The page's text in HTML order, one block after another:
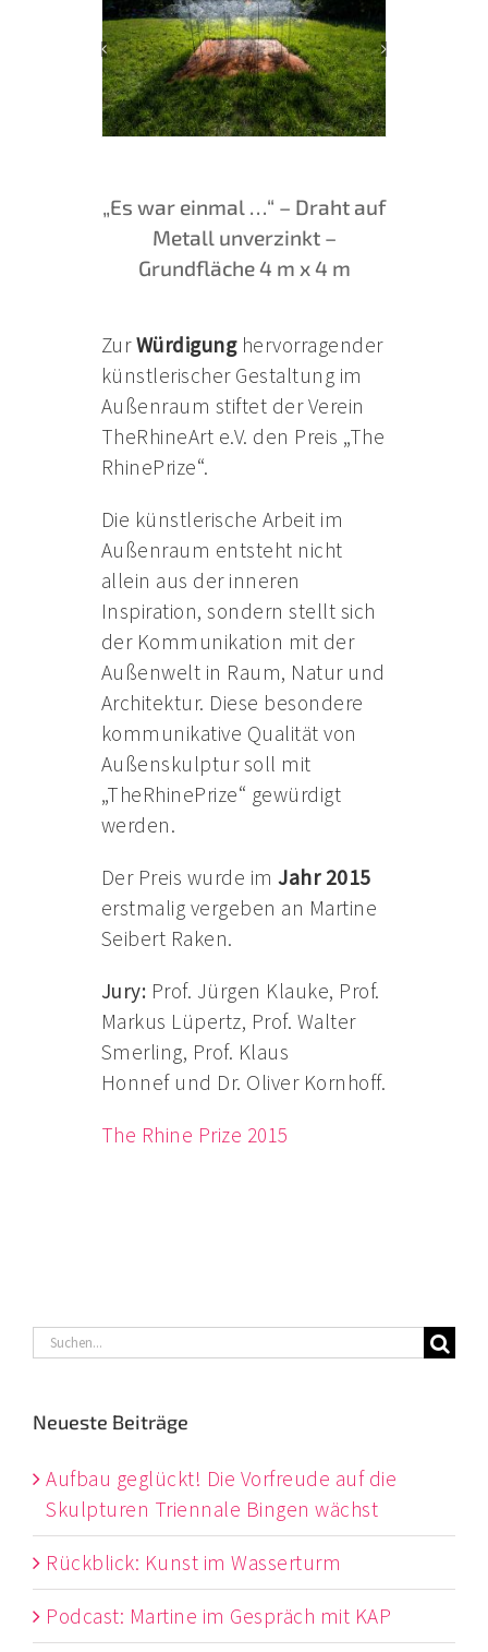
„Es war einmal …“ – Draht auf
Metall unverzinkt –
Grundfläche 4 m x 4 m
ZurWürdigung hervorragender
künstlerischer Gestaltung im
Außenraum stiftet der Verein
TheRhineArt e.V. den Preis „The
RhinePrize“.
Die künstlerische Arbeit im
Außenraum entsteht nicht
allein aus der inneren
Inspiration, sondern stellt sich
der Kommunikation mit der
Außenwelt in Raum, Natur und
Architektur. Diese besondere
kommunikative Qualität von
Außenskulptur soll mit
„TheRhinePrize“ gewürdigt
werden.
Der Preis wurde imJahr 2015
erstmalig vergeben an Martine
Seibert Raken.
Jury: Prof. Jürgen Klauke, Prof.
Markus Lüpertz, Prof. Walter
Smerling, Prof. Klaus
Honnef und Dr. Oliver Kornhoff.
The Rhine Prize 2015
Suche
Neueste Beiträge
Aufbau geglückt! Die Vorfreude auf die
Skulpturen Triennale Bingen wächst
Rückblick: Kunst im Wasserturm
Podcast: Martine im Gespräch mit KAP